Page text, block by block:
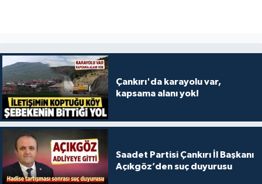
Çankırı'da karayolu var,
kapsama alanı yok!
Saadet Partisi Çankırı İl Başkanı
Açıkgöz’den suç duyurusu